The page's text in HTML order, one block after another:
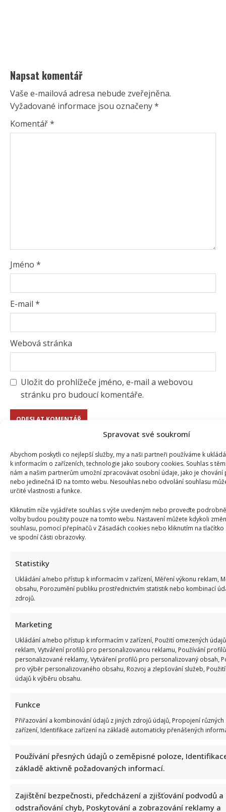
Spravovat své soukromí
Abychom poskytli co nejlepší služby, my a naši partneři používáme k
k informacím o zařízeních, technologie jako soubory cookies. Souhlas s
nám a našim partnerům umožní zpracovávat osobní údaje, jako je
nebo jedinečná ID na tomto webu. Nesouhlas nebo odvolání souhlasu
určité vlastnosti a funkce.
Kliknutím níže vyjádřete souhlas s výše uvedeným nebo proveďte
volby budou použity pouze na tomto webu. Nastavení můžete kdykoli
souhlasu, pomocí přepínačů v Zásadách cookies nebo kliknutím na tlačítko
ve spodní části obrazovky.
Statistiky
Ukládání a/nebo přístup k informacím v zařízení, Měření výkonu reklam,
obsahu, Porozumění publiku prostřednictvím statistik nebo kombinací
zdrojů.
Marketing
Ukládání a/nebo přístup k informacím v zařízení, Použití omezených
reklam, Vytváření profilů pro personalizovanou reklamu, Používání
personalizované reklamy, Vytváření profilů pro personalizovaný obsah,
pro výběr personalizovaného obsahu, Rozvoj a zlepšování služeb,
údajů k výběru obsahu.
Funkce
Přiřazování a kombinování údajů z jiných zdrojů údajů, Propojení různých
zařízení, Identifikace zařízení na základě automaticky přenášených
Používání přesných údajů o zeměpisné poloze,
základě aktivně požadovaných informací.
Zajištění bezpečnosti, předcházení a zjišťování podvodů a
odstraňování chyb, Poskytování a zobrazování reklamy a
Napsat komentář
Vaše e-mailová adresa nebude zveřejněna.
Vyžadované informace jsou označeny*
Komentář*
Jméno *
E-mail *
Webová stránka
Uložit do prohlížeče jméno, e-mail a webovou
stránku pro budoucí komentáře.
SOUVISEJÍCÍ ČLÁNKY
Celebrity
pomocí kontroverzní fotky: Bude prý bojovat celý
týden
6. 8. 2026
Celebrity
Marek Ztracený zrušil velkolepé finále svého